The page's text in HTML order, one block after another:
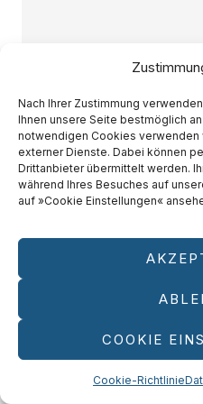
Nach Ihrer Zustimmung
Ihnen unsere Seite bestmöglich
notwendigen Cookies verwenden
externer Dienste. Dabei können
Drittanbieter übermittelt werden.
während Ihres Besuches auf
auf »Cookie Einstellungen«
COOKIE
Cookie-Richtlinie